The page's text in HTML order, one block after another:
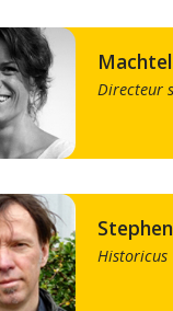
Directeur
Historicus